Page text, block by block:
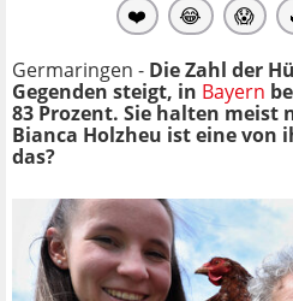
❤️ 😂 😱
Germaringen - Die Zahl der
Gegenden steigt, in Bayern
83 Prozent. Sie halten meist
Bianca Holzheu ist eine von
das?